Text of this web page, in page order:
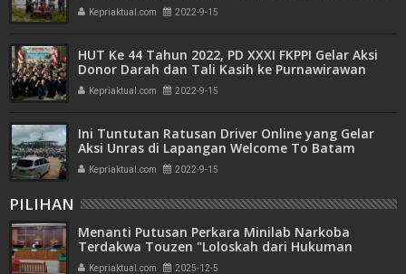
Kepriaktual.com 2022-9-15
HUT Ke 44 Tahun 2022, PD XXXI FKPPI Gelar Aksi
Donor Darah dan Tali Kasih ke Purnawirawan
Kepriaktual.com 2022-9-15
Ini Tuntutan Ratusan Driver Online yang Gelar
Aksi Unras di Lapangan Welcome To Batam
Kepriaktual.com 2022-9-15
PILIHAN
Menanti Putusan Perkara Minilab Narkoba
Terdakwa Touzen "Loloskah dari Hukuman
Seumur Hidup atau Mati"
Kepriaktual.com 2025-12-5